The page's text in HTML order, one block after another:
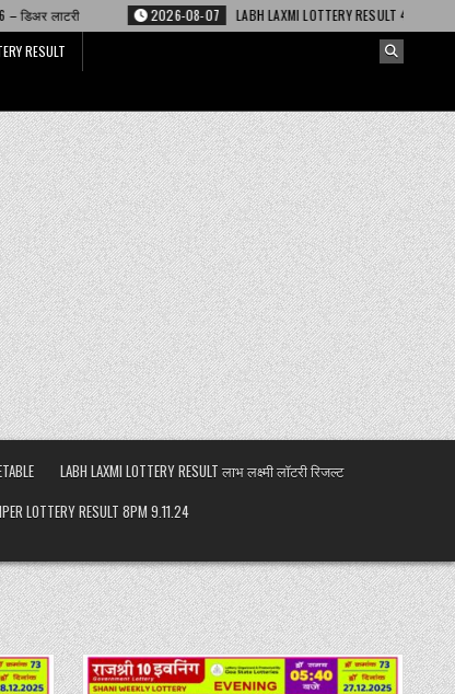
RESULT 4 PM 07.08.26 – लाभ लक्ष्मी लॉटरी 2026-08-07
DEAR
RESULT
LABH LAXMI LOTTERY RESULT लाभ लक्ष्मी लॉटरी रिजल्ट
LOTTERY RESULT 8PM 9.11.24